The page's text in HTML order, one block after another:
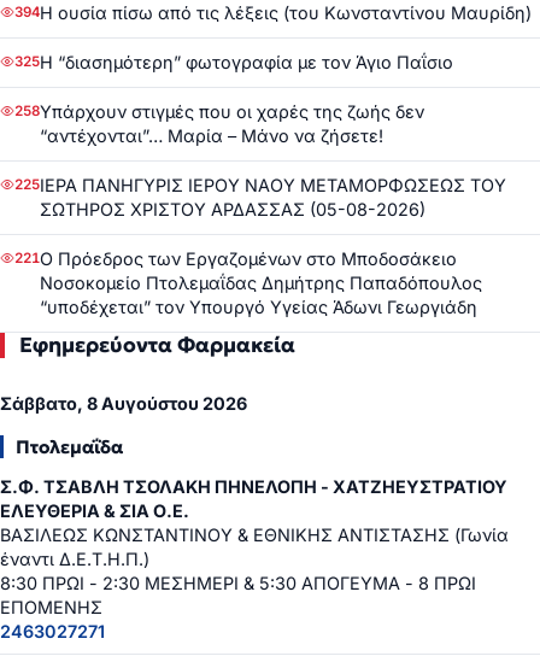
394Η ουσία πίσω από τις λέξεις (του Κωνσταντίνου Μαυρίδη)
325Η “διασημότερη” φωτογραφία με τον Άγιο Παΐσιο
258Υπάρχουν στιγμές που οι χαρές της ζωής δεν
“αντέχονται”… Μαρία – Μάνο να ζήσετε!
225ΙΕΡΑ ΠΑΝΗΓΥΡΙΣ ΙΕΡΟΥ ΝΑΟΥ ΜΕΤΑΜΟΡΦΩΣΕΩΣ ΤΟΥ
ΣΩΤΗΡΟΣ ΧΡΙΣΤΟΥ ΑΡΔΑΣΣΑΣ (05-08-2026)
221Ο Πρόεδρος των Εργαζομένων στο Μποδοσάκειο
Νοσοκομείο Πτολεμαΐδας Δημήτρης Παπαδόπουλος
“υποδέχεται” τον Υπουργό Υγείας Άδωνι Γεωργιάδη
Εφημερεύοντα Φαρμακεία
Σάββατο, 8 Αυγούστου 2026
Πτολεμαΐδα
Σ.Φ. ΤΣΑΒΛΗ ΤΣΟΛΑΚΗ ΠΗΝΕΛΟΠΗ - ΧΑΤΖΗΕΥΣΤΡΑΤΙΟΥ
ΕΛΕΥΘΕΡΙΑ & ΣΙΑ Ο.Ε.
ΒΑΣΙΛΕΩΣ ΚΩΝΣΤΑΝΤΙΝΟΥ & ΕΘΝΙΚΗΣ ΑΝΤΙΣΤΑΣΗΣ (Γωνία
έναντι Δ.Ε.Τ.Η.Π.)
8:30 ΠΡΩΙ - 2:30 ΜΕΣΗΜΕΡΙ & 5:30 ΑΠΟΓΕΥΜΑ - 8 ΠΡΩΙ
ΕΠΟΜΕΝΗΣ
2463027271